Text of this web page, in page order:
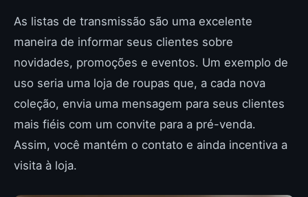
As listas de transmissão são uma excelente
maneira de informar seus clientes sobre
novidades, promoções e eventos. Um exemplo de
uso seria uma loja de roupas que, a cada nova
coleção, envia uma mensagem para seus clientes
mais fiéis com um convite para a pré-venda.
Assim, você mantém o contato e ainda incentiva a
visita à loja.